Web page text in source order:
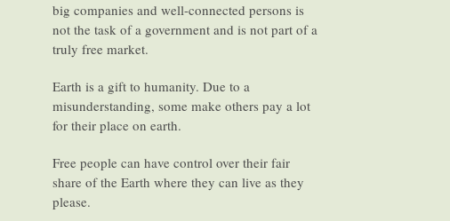
big companies and well-connected persons is
not the task of a government and is not part of a
truly free market.
Earth is a gift to humanity. Due to a
misunderstanding, some make others pay a lot
for their place on earth.
Free people can have control over their fair
share of the Earth where they can live as they
please.